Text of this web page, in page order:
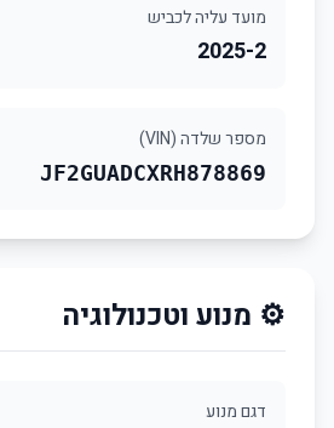
מועד עליה לכביש
2025-2
מספר שלדה (VIN)
JF2GUADCXRH878869
⚙️ מנוע וטכנולוגיה
דגם מנוע